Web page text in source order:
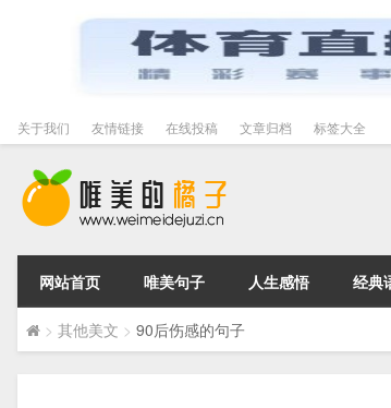
关于我们 友情链接 在线投稿 文章归档 标签大全
网站首页 唯美句子 人生感悟 经典
> 其他美文 > 90后伤感的句子